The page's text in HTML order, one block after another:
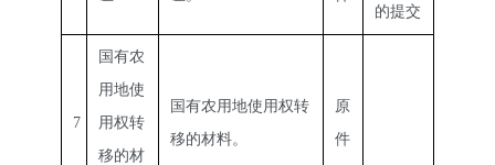
的提交
7
国有农
用地使
用权转
移的材
国有农用地使用权转
移的材料。
原
件